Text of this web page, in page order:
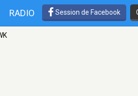
RADIO Session de Facebook